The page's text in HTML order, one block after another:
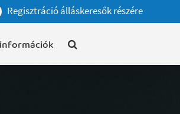
Regisztráció álláskeresők részére